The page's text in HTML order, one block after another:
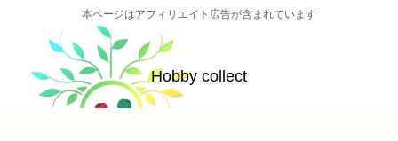
本ページはアフィリエイト広告が含まれています
Hobby collect